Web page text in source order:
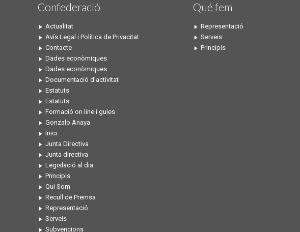
Confederació
Actualitat
Avís Legal i Política de Privacitat
Contacte
Dades econòmiques
Dades econòmiques
Documentació d’activitat
Estatuts
Estatuts
Formació on line i guies
Gonzalo Anaya
Inici
Junta Directiva
Junta directiva
Legislació al dia
Principis
Qui Som
Recull de Premsa
Representació
Serveis
Subvencions
Qué fem
Representació
Serveis
Principis